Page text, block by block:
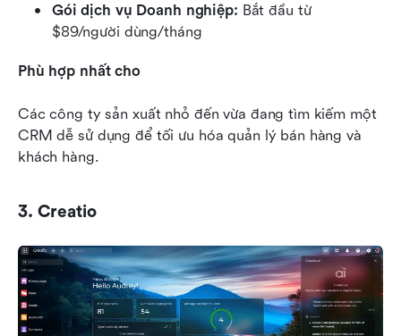
Gói dịch vụ Doanh nghiệp: Bắt đầu từ
$89/người dùng/tháng
Phù hợp nhất cho
Các công ty sản xuất nhỏ đến vừa đang tìm kiếm một
CRM dễ sử dụng để tối ưu hóa quản lý bán hàng và
khách hàng.
3. Creatio